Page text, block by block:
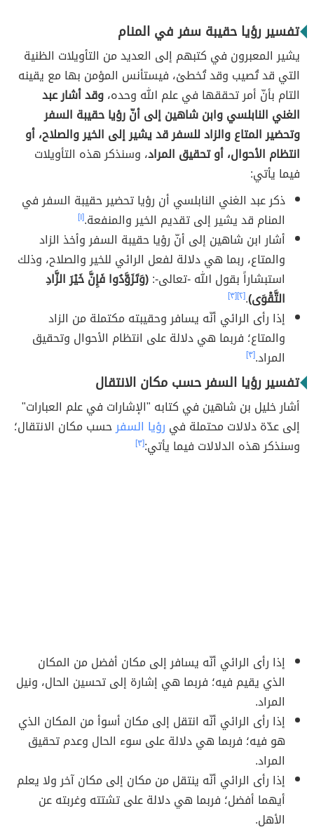
تفسير رؤيا حقيبة سفر في المنام
يشير المعبرون في كتبهم إلى العديد من التأويلات الظنية
التي قد تُصيب وقد تُخطئ، فيستأنس المؤمن بها مع يقينه
التام بأنّ أمر تحققها في علم الله وحده،وقد أشار عبد
الغني النابلسي وابن شاهين إلى أنّ رؤيا حقيبة السفر
وتحضير المتاع والزاد للسفر قد يشير إلى الخير والصلاح، أو
انتظام الأحوال، أو تحقيق المراد، وسنذكر هذه التأويلات
فيما يأتي:
ذكر عبد الغني النابلسي أن رؤيا تحضير حقيبة السفر في
المنام قد يشير إلى تقديم الخير والمنفعة.[١]
أشار ابن شاهين إلى أنّ رؤيا حقيبة السفر وأخذ الزاد
والمتاع، ربما هي دلالة لفعل الرائي للخير والصلاح، وذلك
استبشاراً بقول الله -تعالى-:(وَتَزَوَّدُوا فَإِنَّ خَيْرَ الزَّادِ
التَّقْوَى).[٢] [٣]
إذا رأى الرائي أنّه يسافر وحقيبته مكتملة من الزاد
والمتاع؛ فربما هي دلالة على انتظام الأحوال وتحقيق
المراد.[٣]
تفسير رؤيا السفر حسب مكان الانتقال
أشار خليل بن شاهين في كتابه "الإشارات في علم العبارات"
إلى عدّة دلالات محتملة في رؤيا السفرحسب مكان الانتقال؛
وسنذكر هذه الدلالات فيما يأتي:[٣]
إذا رأى الرائي أنّه يسافر إلى مكان أفضل من المكان
الذي يقيم فيه؛ فربما هي إشارة إلى تحسين الحال، ونيل
المراد.
إذا رأى الرائي أنّه انتقل إلى مكان أسوأ من المكان الذي
هو فيه؛ فربما هي دلالة على سوء الحال وعدم تحقيق
المراد.
إذا رأى الرائي أنّه ينتقل من مكان إلى مكان آخر ولا يعلم
أيهما أفضل؛ فربما هي دلالة على تشتته وغربته عن
الأهل.